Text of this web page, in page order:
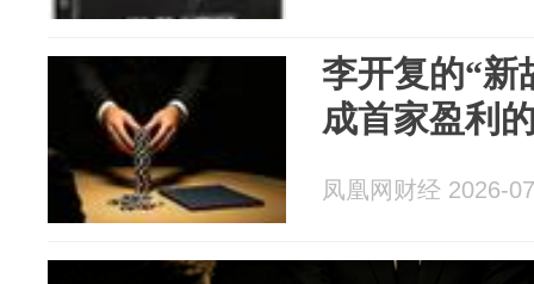
李开复的“新
成首家盈利
凤凰网财经 2026-